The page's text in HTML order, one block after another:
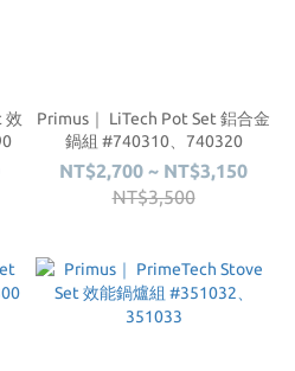
效
Primus｜ LiTech Pot Set 鋁合金
鍋組 #740310、740320
NT$2,700 ~ NT$3,150
NT$3,500